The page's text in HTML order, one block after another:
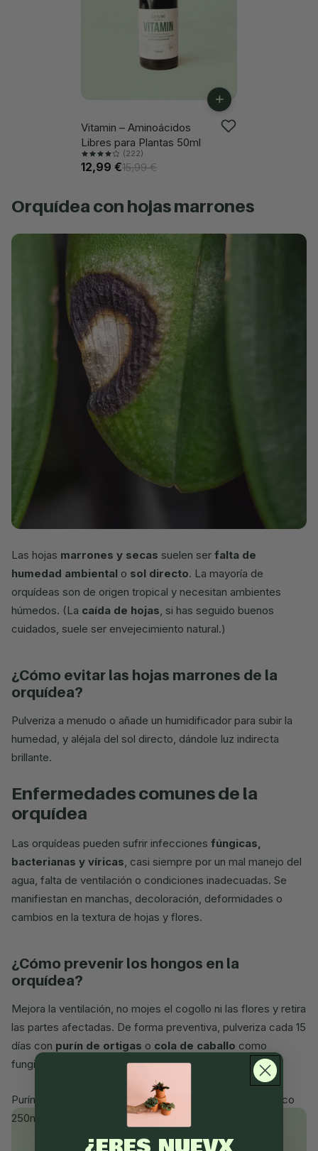
-18%
+
Vitamin – Aminoácidos
Libres para Plantas 50ml
(222)
12,99 €15,99 €
orquídea con hojas marrones
Las hojas marrones y secas suelen ser falta de
humedad ambiental o sol directo. La mayoría de
orquídeas son de origen tropical y necesitan ambientes
húmedos. (La caída de hojas, si has seguido buenos
cuidados, suele ser envejecimiento natural.)
¿cómo evitar las hojas marrones de la
orquídea?
Pulveriza a menudo o añade un humidificador para subir la
humedad, y aléjala del sol directo, dándole luz indirecta
brillante.
enfermedades comunes de la
orquídea
Las orquídeas pueden sufrir infecciones fúngicas,
bacterianas y víricas, casi siempre por un mal manejo del
agua, falta de ventilación o condiciones inadecuadas. Se
manifiestan en manchas, decoloración, deformidades o
cambios en la textura de hojas y flores.
¿cómo prevenir los hongos en la
orquídea?
Mejora la ventilación, no mojes el cogollo ni las flores y retira
las partes afectadas. De forma preventiva, pulveriza cada 15
días con purín de ortigas o cola de caballo como
fungicida ecológico.
Purín de Ortigas – Orgánico
250ml
Cola de Caballo – Orgánico
250ml